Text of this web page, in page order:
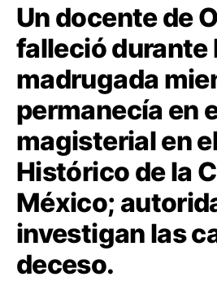
Un docente de
falleció durante
madrugada
permanecía en
magisterial en
Histórico de la
México;
investigan las
deceso.